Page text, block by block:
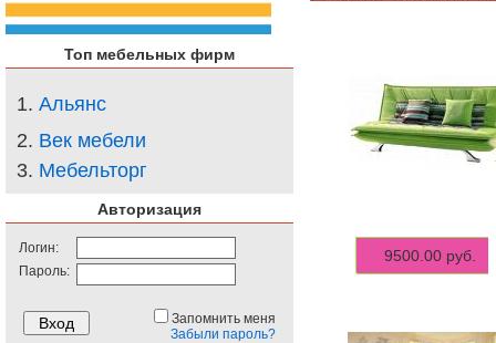
Топ мебельных фирм
1. Альянс
2. Век мебели
3. Мебельторг
Авторизация
Логин:
Пароль:
Запомнить меня
Забыли пароль?
9500.00 руб.